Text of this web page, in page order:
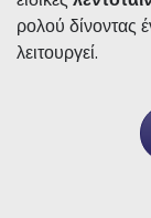
ρολού δίνοντας
λειτουργεί.